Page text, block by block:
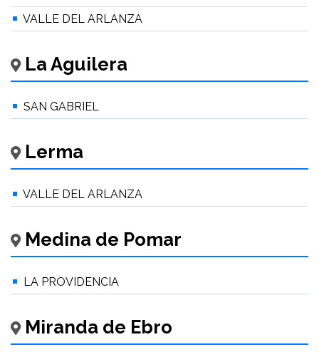
VALLE DEL ARLANZA
La Aguilera
SAN GABRIEL
Lerma
VALLE DEL ARLANZA
Medina de Pomar
LA PROVIDENCIA
Miranda de Ebro